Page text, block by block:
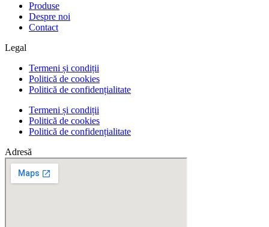
Produse
Despre noi
Contact
Legal
Termeni și condiții
Politică de cookies
Politică de confidențialitate
Termeni și condiții
Politică de cookies
Politică de confidențialitate
Adresă